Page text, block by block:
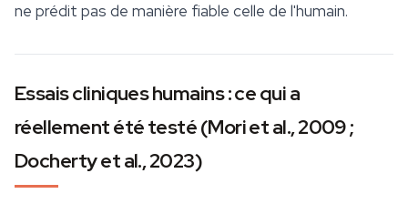
ne prédit pas de manière fiable celle de l'humain.
Essais cliniques humains : ce qui a
réellement été testé (Mori et al., 2009 ;
Docherty et al., 2023)